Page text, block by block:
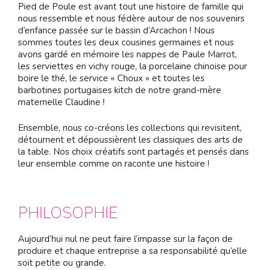
Pied de Poule est avant tout une histoire de famille qui
nous ressemble et nous fédère autour de nos souvenirs
d’enfance passée sur le bassin d’Arcachon ! Nous
sommes toutes les deux cousines germaines et nous
avons gardé en mémoire les nappes de Paule Marrot,
les serviettes en vichy rouge, la porcelaine chinoise pour
boire le thé, le service « Choux » et toutes les
barbotines portugaises kitch de notre grand-mère
maternelle Claudine !
Ensemble, nous co-créons les collections qui revisitent,
détournent et dépoussièrent les classiques des arts de
la table. Nos choix créatifs sont partagés et pensés dans
leur ensemble comme on raconte une histoire !
PHILOSOPHIE
Aujourd’hui nul ne peut faire l’impasse sur la façon de
produire et chaque entreprise a sa responsabilité qu’elle
soit petite ou grande.